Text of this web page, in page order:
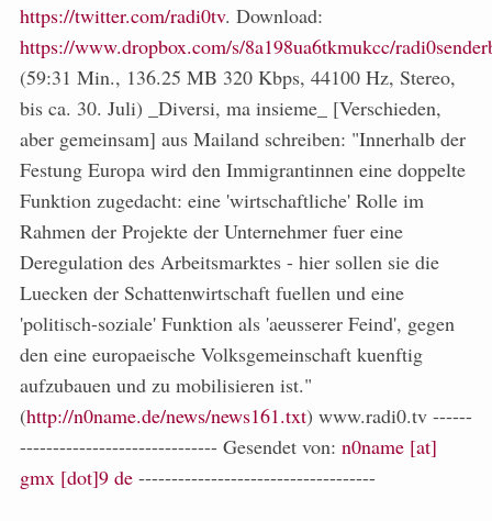
https://twitter.com/radi0tv. Download:
https://www.dropbox.com/s/8a198ua6tkmukcc/
(59:31 Min., 136.25 MB 320 Kbps, 44100 Hz, Stereo,
bis ca. 30. Juli) _Diversi, ma insieme_ [Verschieden,
aber gemeinsam] aus Mailand schreiben: "Innerhalb der
Festung Europa wird den Immigrantinnen eine doppelte
Funktion zugedacht: eine 'wirtschaftliche' Rolle im
Rahmen der Projekte der Unternehmer fuer eine
Deregulation des Arbeitsmarktes - hier sollen sie die
Luecken der Schattenwirtschaft fuellen und eine
'politisch-soziale' Funktion als 'aeusserer Feind', gegen
den eine europaeische Volksgemeinschaft kuenftig
aufzubauen und zu mobilisieren ist."
(http://n0name.de/news/news161.txt) www.radi0.tv ------
------------------------------ Gesendet von: n0name [at]
gmx [dot]9 de ------------------------------------